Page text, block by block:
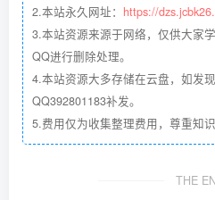
2.本站永久网址： https://
3.本站资源来源于网络，仅供大家
QQ进行删除处理。
4.本站资源大多存储在云盘，如发
QQ392801183补发。
5.费用仅为收集整理费用，尊重知
THE